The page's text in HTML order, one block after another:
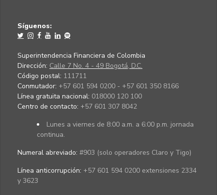
Síguenos:
Superintendencia Financiera de Colombia
Dirección: Calle 7 No. 4 - 49 Bogotá, D.C.
Código postal: 111711
Conmutador: +57 601 594 0200 - +57 601 350 8166
Línea gratuita nacional: 018000 120 100
Centro de contacto: +57 601 307 8042
Lunes a viernes de 8:00 a.m. a 6:00 p.m. jornada
continua.
Numeral abreviado: #903 (solo operadores Claro y Tigo)
Línea anticorrupción: +57 601 594 0200 extensiones 2334
y 3623